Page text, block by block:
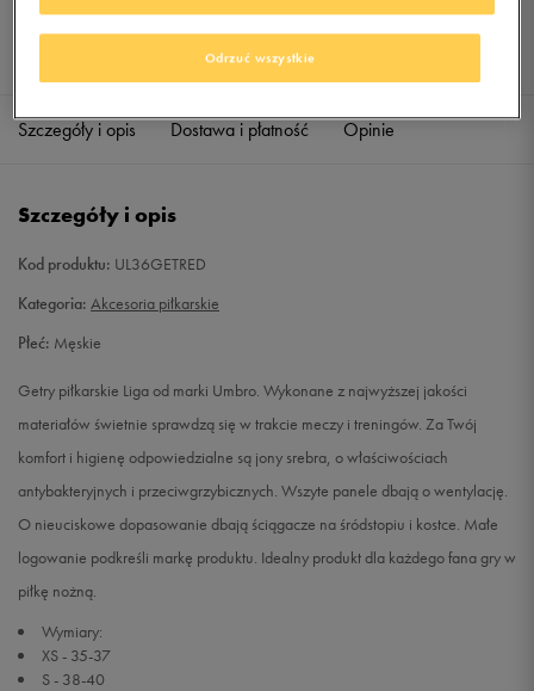
Powiadom o dostępności
M Powiadom o dostępności
Sprawdź dostępność w salonach
Szczegóły i opis Dostawa i płatność Opinie
Szczegóły i opis
Kod produktu: UL36GETRED
Kategoria: Akcesoria piłkarskie
Płeć: Męskie
Getry piłkarskie Liga od marki Umbro. Wykonane z najwyższej jakości
materiałów świetnie sprawdzą się w trakcie meczy i treningów. Za Twój
komfort i higienę odpowiedzialne są jony srebra, o właściwościach
antybakteryjnych i przeciwgrzybicznych. Wszyte panele dbają o wentylację.
O nieuciskowe dopasowanie dbają ściągacze na śródstopiu i kostce. Małe
logowanie podkreśli markę produktu. Idealny produkt dla każdego fana gry w
piłkę nożną.
Wymiary:
XS - 35-37
S - 38-40
Odrzuć wszystkie